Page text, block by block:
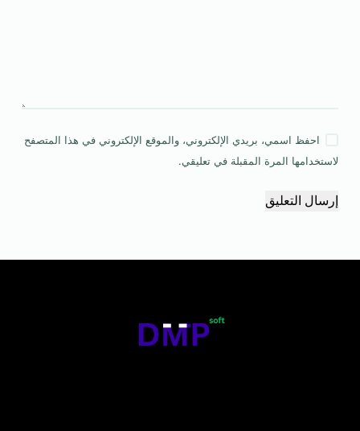
احفظ اسمي، بريدي الإلكتروني، والموقع الإلكتروني في هذا المتصفح
لاستخدامها المرة المقبلة في تعليقي.
إرسال التعليق